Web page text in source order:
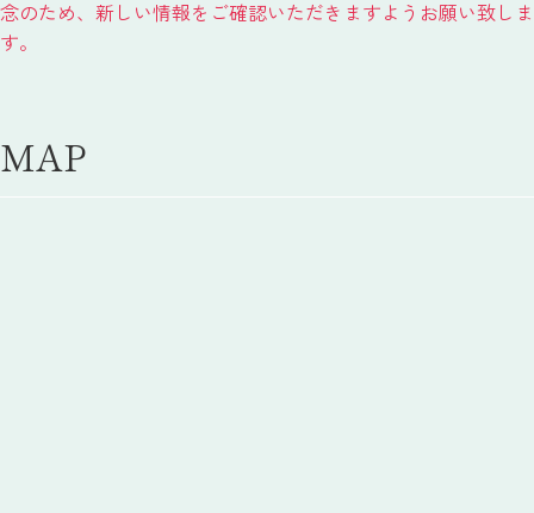
念のため、新しい情報をご確認いただきますようお願い致しま
す。
MAP